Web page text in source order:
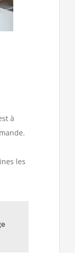
à
les